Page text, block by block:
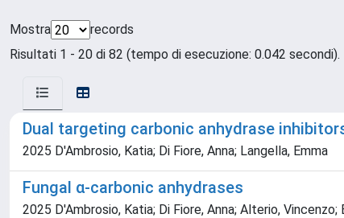
Mostra
records
Risultati 1 - 20 di 82 (tempo di esecuzione: 0.042 secondi).
Dual targeting carbonic anhydrase
2025 D'Ambrosio, Katia; Di Fiore, Anna; Langella, Emma
Fungal α-carbonic anhydrases
2025 D'Ambrosio, Katia; Di Fiore, Anna; Alterio,